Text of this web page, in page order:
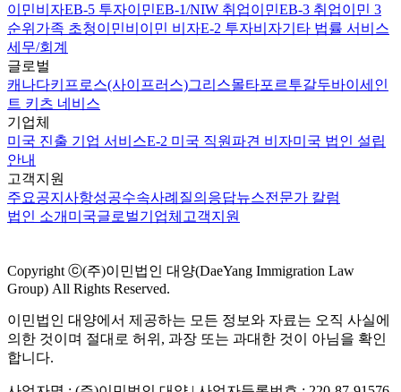
이민비자EB-5 투자이민EB-1/NIW 취업이민EB-3 취업이민 3
순위 가족 초청이민비이민 비자E-2 투자비자기타 법률 서비스
세무/회계
글로벌
캐나다키프로스(사이프러스)그리스몰타포르투갈두바이 세인
트 키츠 네비스
기업체
미국 진출 기업 서비스E-2 미국 직원파견 비자미국 법인 설립
안내
고객지원
주요공지사항성공수속사례 질의응답뉴스전문가 칼럼
법인 소개 미국글로벌기업체 고객지원
Copyright ⓒ(주)이민법인 대양(DaeYang Immigration Law
Group) All Rights Reserved.
이민법인 대양에서 제공하는 모든 정보와 자료는 오직 사실에
의한 것이며 절대로 허위, 과장 또는 과대한 것이 아님을 확인
합니다.